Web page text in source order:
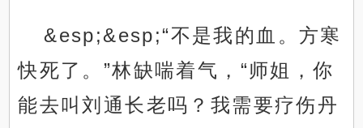
&esp;&esp;“不是我的血。方寒
快死了。”林缺喘着气，“师姐，你
能去叫刘通长老吗？我需要疗伤丹